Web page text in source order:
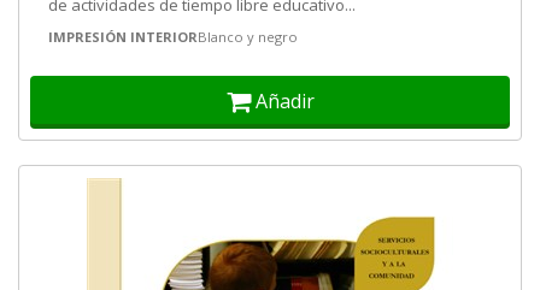
de actividades de tiempo libre educativo...
IMPRESIÓN INTERIORBlanco y negro
Añadir